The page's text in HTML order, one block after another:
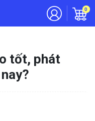
0
tốt, phát